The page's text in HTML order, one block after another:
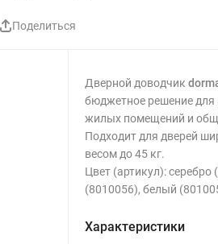
Поделиться
Дверной доводчик
бюджетное решение для
жилых помещений и
Подходит для дверей
весом до 45 кг.
Цвет (артикул):
(8010056), белый
Характеристики